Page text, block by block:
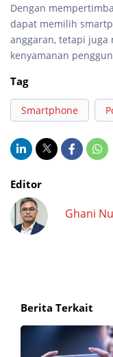
Dengan
dapat memilih
anggaran, tetapi
kenyamanan
Tag
Smartphone
Editor
Ghani
Berita Terkait